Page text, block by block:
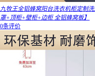
九牧王全铝蜂窝阳台洗衣机柜定制
罩+顶柜+壁柜+边柜 全铝蜂窝板】
0条评价